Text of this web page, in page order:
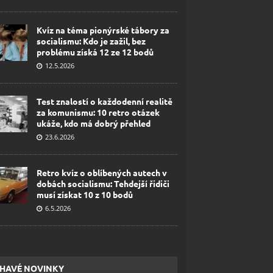
Kvíz na téma pionýrské tábory za
socialismu: Kdo je zažil, bez
problému získá 12 ze 12 bodů
12.5.2026
Test znalostí o každodenní realitě
za komunismu: 10 retro otázek
ukáže, kdo má dobrý přehled
23.6.2026
Retro kvíz o oblíbených autech v
dobách socialismu: Tehdejší řidiči
musí získat 10 z 10 bodů
6.5.2026
NOVINKY